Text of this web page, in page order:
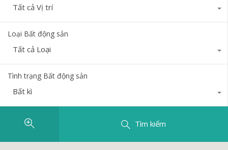
Tất cả Vị trí
Loại Bất động sản
Tất cả Loại
Tình trạng Bất động sản
Bất kì
Tìm kiếm